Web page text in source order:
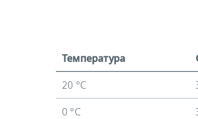
Температура
20 °C
0 °C